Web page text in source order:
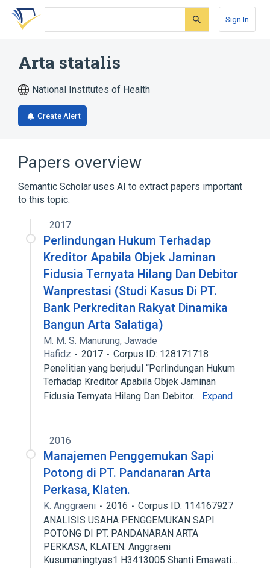
Skip
search
Skip
Skip
account
Sign In
Arta statalis
National Institutes of Health
Create Alert
Papers overview
Semantic Scholar uses AI to extract papers important
to this topic.
2017
Perlindungan Hukum Terhadap
Kreditor Apabila Objek Jaminan
Fidusia Ternyata Hilang Dan Debitor
Wanprestasi (Studi Kasus Di PT.
Bank Perkreditan Rakyat Dinamika
Bangun Arta Salatiga)
M. M. S. Manurung, Jawade
Hafidz
2017
Corpus ID: 128171718
Penelitian yang berjudul “Perlindungan Hukum
Terhadap Kreditor Apabila Objek Jaminan
Fidusia Ternyata Hilang Dan Debitor… Expand
2016
Manajemen Penggemukan Sapi
Potong di PT. Pandanaran Arta
Perkasa, Klaten.
K. Anggraeni 2016
Corpus ID: 114167927
ANALISIS USAHA PENGGEMUKAN SAPI
POTONG DI PT. PANDANARAN ARTA
PERKASA, KLATEN. Anggraeni
Kusumaningtyas1 H3413005 Shanti Emawati…